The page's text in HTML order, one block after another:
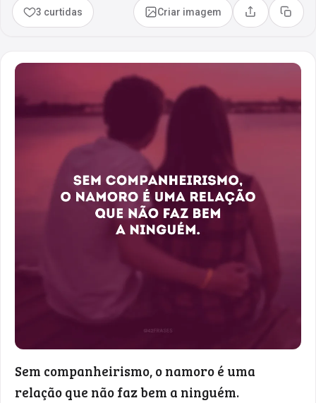
3 curtidas Criar imagem Compartilhar
Copiar
Sem companheirismo, o namoro é uma
relação que não faz bem a ninguém.